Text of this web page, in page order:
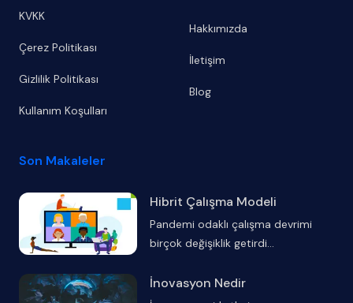
KVKK
Çerez Politikası
Gizlilik Politikası
Kullanım Koşulları
Hakkımızda
İletişim
Blog
Son Makaleler
Hibrit Çalışma Modeli
Pandemi odaklı çalışma devrimi
birçok değişiklik getirdi...
İnovasyon Nedir